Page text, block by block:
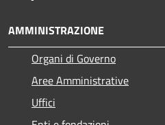
AMMINISTRAZIONE
Organi di Governo
Aree Amministrative
Uffici